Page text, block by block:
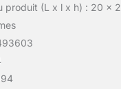
produit (L x l x h) : 20 x